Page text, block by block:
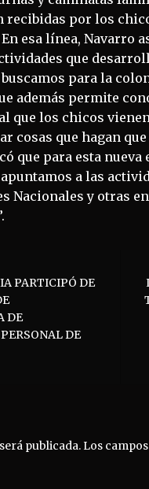
recibidas por los
esa línea, Navarro
que
para la
además permite
que los chicos
cosas que hagan
que para esta
a las
Nacionales y otras
PARTICIPÓ DE
DE
DE
publicada.Los